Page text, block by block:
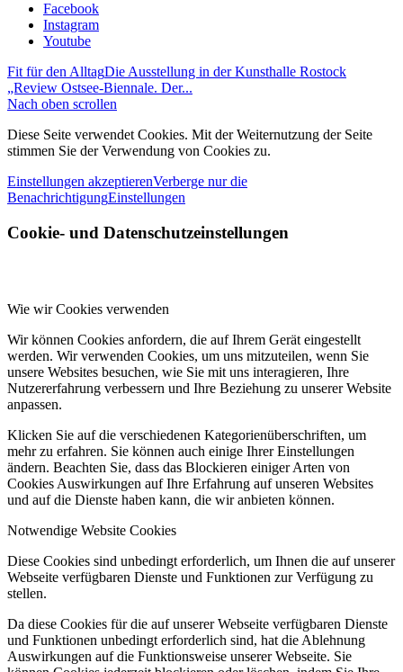
Facebook
Instagram
Youtube
Fit für den AlltagDie Ausstellung in der Kunsthalle Rostock
„Review Ostsee-Biennale. Der...
Nach oben scrollen
Diese Seite verwendet Cookies. Mit der Weiternutzung der Seite
stimmen Sie der Verwendung von Cookies zu.
Einstellungen akzeptierenVerberge nur die
BenachrichtigungEinstellungen
Cookie- und Datenschutzeinstellungen
Wie wir Cookies verwenden
Wir können Cookies anfordern, die auf Ihrem Gerät eingestellt
werden. Wir verwenden Cookies, um uns mitzuteilen, wenn Sie
unsere Websites besuchen, wie Sie mit uns interagieren, Ihre
Nutzererfahrung verbessern und Ihre Beziehung zu unserer Website
anpassen.
Klicken Sie auf die verschiedenen Kategorienüberschriften, um
mehr zu erfahren. Sie können auch einige Ihrer Einstellungen
ändern. Beachten Sie, dass das Blockieren einiger Arten von
Cookies Auswirkungen auf Ihre Erfahrung auf unseren Websites
und auf die Dienste haben kann, die wir anbieten können.
Notwendige Website Cookies
Diese Cookies sind unbedingt erforderlich, um Ihnen die auf unserer
Webseite verfügbaren Dienste und Funktionen zur Verfügung zu
stellen.
Da diese Cookies für die auf unserer Webseite verfügbaren Dienste
und Funktionen unbedingt erforderlich sind, hat die Ablehnung
Auswirkungen auf die Funktionsweise unserer Webseite. Sie